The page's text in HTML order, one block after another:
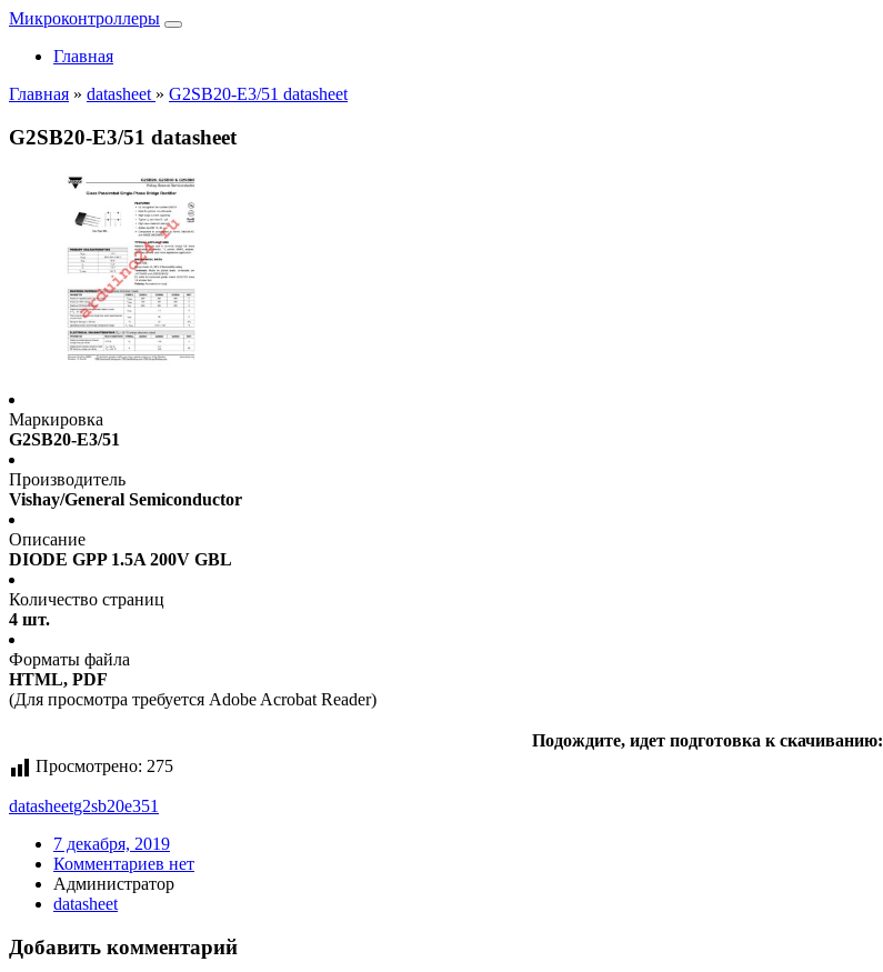
Микроконтроллеры
Главная
Главная » datasheet » G2SB20-E3/51 datasheet
G2SB20-E3/51 datasheet
Маркировка
G2SB20-E3/51
Производитель
Vishay/General Semiconductor
Описание
DIODE GPP 1.5A 200V GBL
Количество страниц
4 шт.
Форматы файла
HTML, PDF
(Для просмотра требуется Adobe Acrobat Reader)
Подождите, идет подготовка к скачиванию:
Просмотрено: 275
datasheetg2sb20e351
7 декабря, 2019
Комментариев нет
Администратор
datasheet
Добавить комментарий